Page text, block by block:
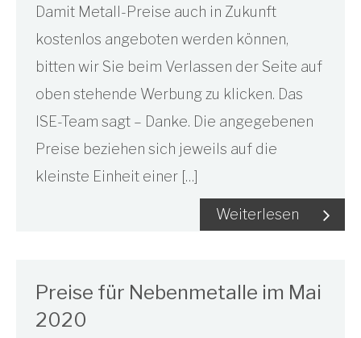
Damit Metall-Preise auch in Zukunft
kostenlos angeboten werden können,
bitten wir Sie beim Verlassen der Seite auf
oben stehende Werbung zu klicken. Das
ISE-Team sagt – Danke. Die angegebenen
Preise beziehen sich jeweils auf die
kleinste Einheit einer […]
Weiterlesen
Preise für Nebenmetalle im Mai
2020